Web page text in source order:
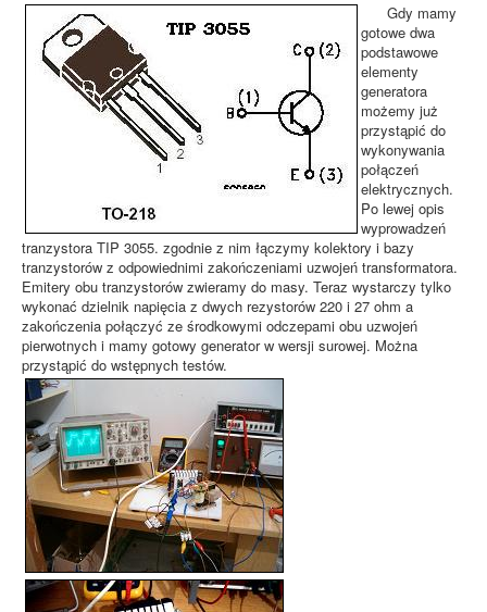
Gdy mamy
gotowe dwa
podstawowe
elementy
generatora
możemy już
przystąpić do
wykonywania
połączeń
elektrycznych.
Po lewej opis
wyprowadzeń
tranzystora TIP 3055. zgodnie z nim łączymy kolektory i bazy
tranzystorów z odpowiednimi zakończeniami uzwojeń transformatora.
Emitery obu tranzystorów zwieramy do masy. Teraz wystarczy tylko
wykonać dzielnik napięcia z dwych rezystorów 220 i 27 ohm a
zakończenia połączyć ze środkowymi odczepami obu uzwojeń
pierwotnych i mamy gotowy generator w wersji surowej. Można
przystąpić do wstępnych testów.